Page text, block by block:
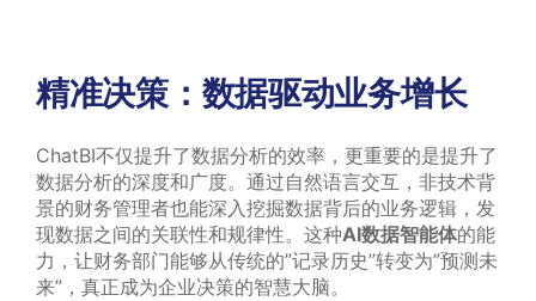
精准决策：数据驱动业务增长
ChatBI不仅提升了数据分析的效率，更重要的是提升了
数据分析的深度和广度。通过自然语言交互，非技术背
景的财务管理者也能深入挖掘数据背后的业务逻辑，发
现数据之间的关联性和规律性。这种AI数据智能体的能
力，让财务部门能够从传统的”记录历史”转变为”预测未
来”，真正成为企业决策的智慧大脑。